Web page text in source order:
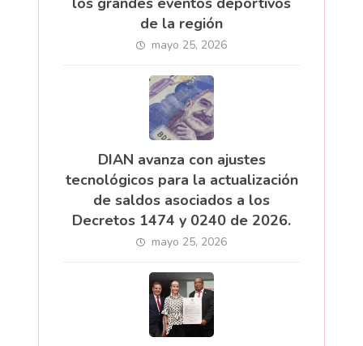
de la región
mayo 25, 2026
DIAN avanza con ajustes
tecnológicos para la actualización
de saldos asociados a los
Decretos 1474 y 0240 de 2026.
mayo 25, 2026